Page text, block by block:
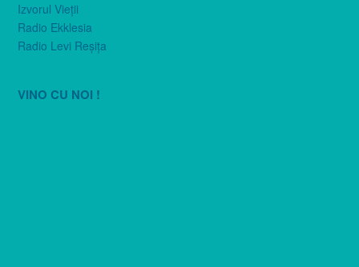
Izvorul Vieţii
Radio Ekklesia
Radio Levi Reşiţa
VINO CU NOI !